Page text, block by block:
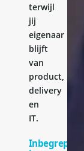
terwijl
jij
eigenaar
blijft
van
product,
delivery
en
IT.
Inbegrepen